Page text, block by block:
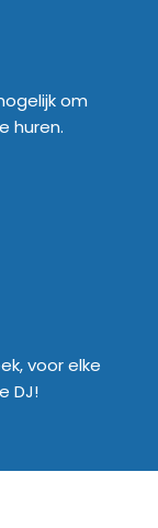
om
huren.
voor elke
DJ!